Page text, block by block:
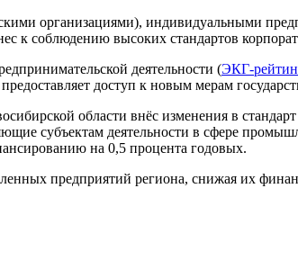
организациями), индивидуальными
к соблюдению высоких стандартов
деятельности (ЭКГ-
доступ к новым мерам
области внёс изменения в
субъектам деятельности в сфере
на 0,5 процента годовых.
предприятий региона, снижая их